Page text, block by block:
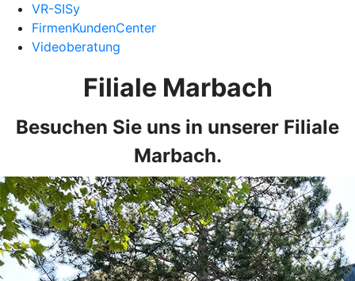
VR-SISy
FirmenKundenCenter
Videoberatung
Filiale Marbach
Besuchen Sie uns in unserer Filiale
Marbach.